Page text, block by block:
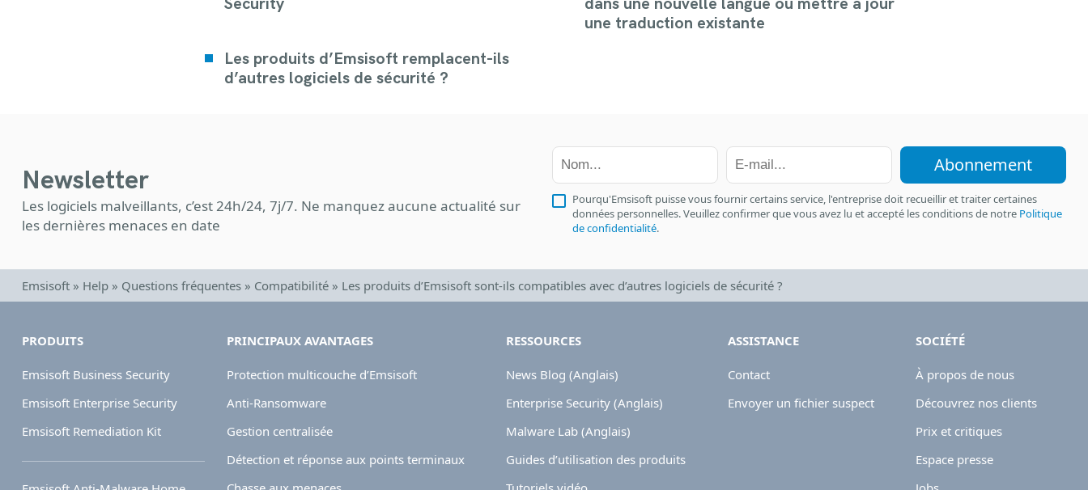
Security
dans une nouvelle langue ou mettre à jour
une traduction existante
Les produits d’Emsisoft remplacent-ils
d’autres logiciels de sécurité ?
Newsletter
Les logiciels malveillants, c’est 24h/24, 7j/7. Ne manquez aucune actualité sur
les dernières menaces en date
Abonnement
Pourqu'Emsisoft puisse vous fournir certains service, l'entreprise doit recueillir et traiter certaines
données personnelles. Veuillez confirmer que vous avez lu et accepté les conditions de notre Politique
de confidentialité.
Emsisoft » Help » Questions fréquentes » Compatibilité » Les produits d’Emsisoft sont-ils compatibles avec d’autres logiciels de sécurité ?
PRODUITS
Emsisoft Business Security
Emsisoft Enterprise Security
Emsisoft Remediation Kit
PRINCIPAUX AVANTAGES
Protection multicouche d’Emsisoft
Anti-Ransomware
Gestion centralisée
Détection et réponse aux points terminaux
RESSOURCES
News Blog (Anglais)
Enterprise Security (Anglais)
Malware Lab (Anglais)
Guides d’utilisation des produits
ASSISTANCE
Contact
Envoyer un fichier suspect
SOCIÉTÉ
À propos de nous
Découvrez nos clients
Prix et critiques
Espace presse